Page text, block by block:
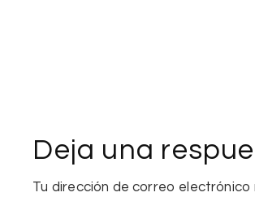
Deja una
Tu dirección de correo electrónico